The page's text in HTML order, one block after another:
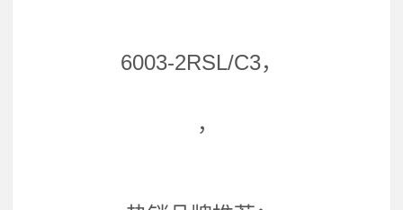
6003-2RSL/C3，
，